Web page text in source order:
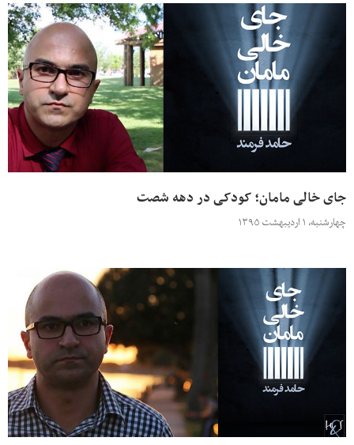
جای خالی مامان؛ کودکی در دهه شصت
چهارشنبه، ۱ اردیبهشت ۱۳۹۵